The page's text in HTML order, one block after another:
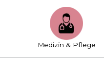
Medizin & Pflege